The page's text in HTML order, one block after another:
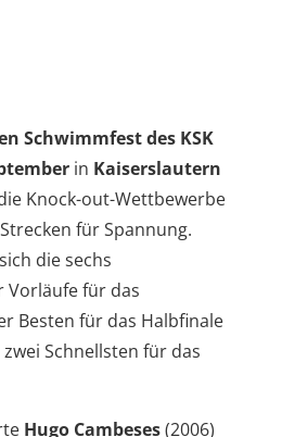
Schwimmfest des KSK
in Kaiserslautern
Knock-out-Wettbewerbe
für Spannung.
die sechs
Vorläufe für das
Besten für das Halbfinale
Schnellsten für das
Hugo Cambeses(2006)